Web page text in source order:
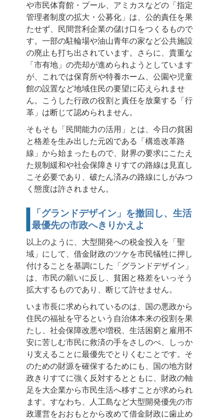
や市民体育館・プール、アミカスなどの「指定
管理者制度の拡大・公募化」は、公的責任を果
たせず、民間営利企業の儲け口をつくるもので
す。一部の駐輪場や油山青年の家など公共施設
の廃止も打ち出されています。さらに、貴重な
「市有地」の売却が進められようとしています
が、これでは保育所や特養ホーム、公園や児童
館の設置など地域住民の要望に応えられませ
ん。こうした行政の役割と責任を放棄する「行
革」は断じて認められません。
そもそも「民間能力の活用」とは、今日の貧困
と格差を生み出した元凶である「構造改革路
線」から始まったもので、財界の要求にこたえ
た規制緩和や社会保障きりすての路線は見直し
こそ必要であり、破たん済みの路線にしがみつ
く態度は許されません。
「グランドデザイン」を撤回し、生活
最優先の市政へきりかえよ
以上のように、大型開発への税金投入を「聖
域」にして、借金財政のツケを市民犠牲に押し
付けることを基調にした「グランドデザイン」
は、市民の願いに反し、貧困と格差をいっそう
拡大するものであり、断じて許せません。
いま市長に求められているのは、国の悪政から
住民の福祉を守るという自治体本来の役割を果
たし、社会保障改悪や増税、生活困窮と雇用不
安に苦しむ市民に救済の手をさしのべ、しっか
り支えることに最優先でとりくむことです。そ
のための財源を確保するためにも、国の地方財
政きりすてに強く反対するとともに、財政の軸
足を大企業から市民生活へ移すことが求められ
ます。すなわち、人工島など大型開発優先の市
政運営をおおもとから改めて借金財政に歯止め